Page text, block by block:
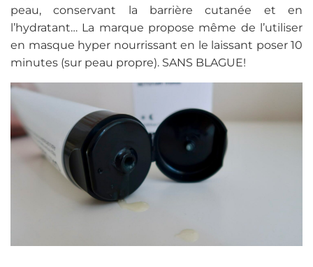
peau, conservant la barrière cutanée et en
l’hydratant… La marque propose même de l’utiliser
en masque hyper nourrissant en le laissant poser 10
minutes (sur peau propre). SANS BLAGUE!